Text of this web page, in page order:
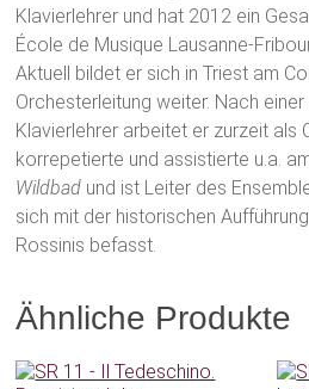
Klavierlehrer und hat 2012 ein
École de Musique Lausanne-
Aktuell bildet er sich in Triest am
Orchesterleitung weiter. Nach
Klavierlehrer arbeitet er zurzeit als
korrepetierte und assistierte u.a.
Wildbad und ist Leiter des
sich mit der historischen
Rossinis befasst.
Ähnliche Produkte